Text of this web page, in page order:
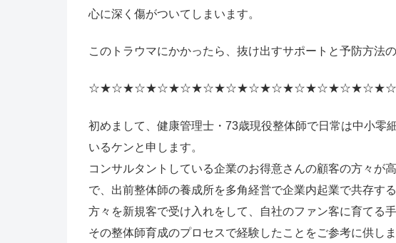
心に深く傷がついてしまいます。
このトラウマにかかったら、抜け出すサポートと予防方法
初めまして、健康管理士・73歳現役整体師で日常は中小零
いるケンと申します。
コンサルタントしている企業のお得意さんの顧客の方々が
で、出前整体師の養成所を多角経営で企業内起業で共存す
方々を新規客で受け入れをして、自社のファン客に育てる
その整体師育成のプロセスで経験したことをご参考に供しま